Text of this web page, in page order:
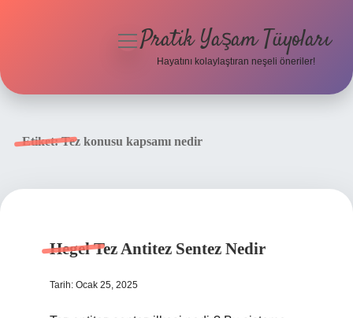
menüyü
Pratik Yaşam Tüyoları
Hayatını kolaylaştıran neşeli öneriler!
Etiket:Tez konusu kapsamı nedir
Hegel Tez Antitez Sentez Nedir
Tarih: Ocak 25, 2025